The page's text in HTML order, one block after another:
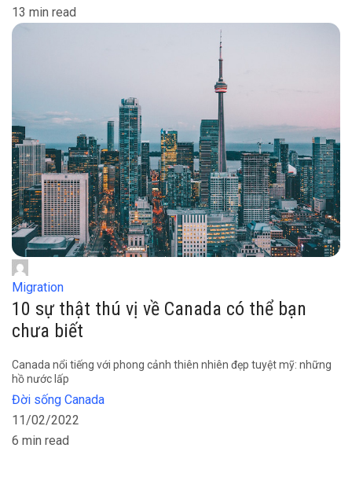
13 min read
Migration
10 sự thật thú vị về Canada có thể bạn
chưa biết
Canada nổi tiếng với phong cảnh thiên nhiên đẹp tuyệt mỹ: những
hồ nước lấp
Đời sống Canada
11/02/2022
6 min read